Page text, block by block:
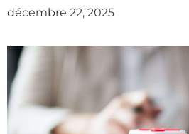
décembre 22, 2025